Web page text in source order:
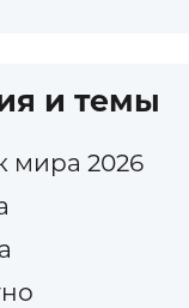
и темы
мира 2026